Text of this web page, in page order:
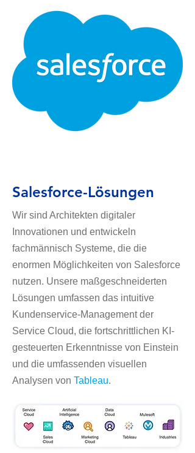
Salesforce-Lösungen
Wir sind Architekten digitaler
Innovationen und entwickeln
fachmännisch Systeme, die die
enormen Möglichkeiten von Salesforce
nutzen. Unsere maßgeschneiderten
Lösungen umfassen das intuitive
Kundenservice-Management der
Service Cloud, die fortschrittlichen KI-
gesteuerten Erkenntnisse von Einstein
und die umfassenden visuellen
Analysen von Tableau.